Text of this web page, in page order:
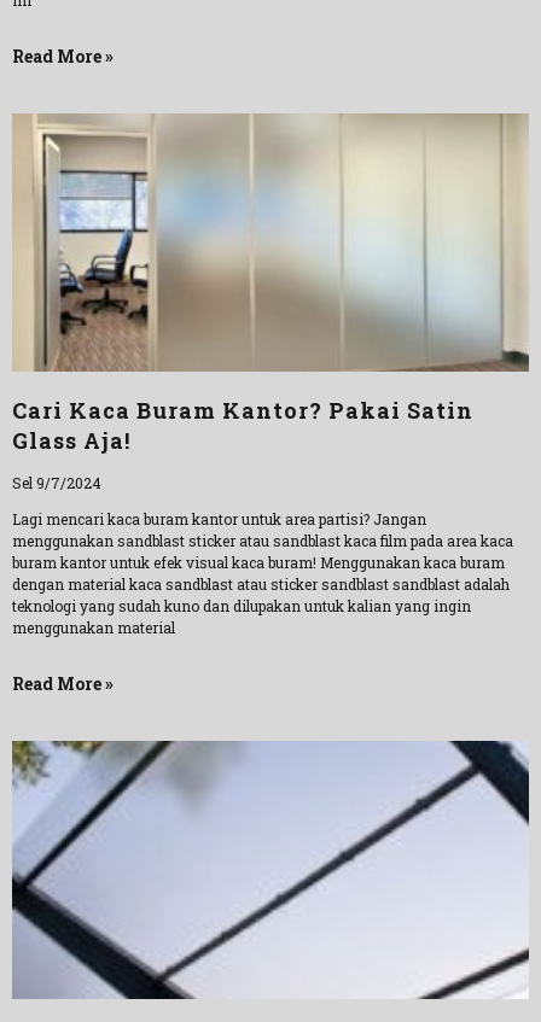
Read More »
Cari Kaca Buram Kantor? Pakai Satin
Glass Aja!
Sel 9/7/2024
Lagi mencari kaca buram kantor untuk area partisi? Jangan
menggunakan sandblast sticker atau sandblast kaca film pada area kaca
buram kantor untuk efek visual kaca buram! Menggunakan kaca buram
dengan material kaca sandblast atau sticker sandblast sandblast adalah
teknologi yang sudah kuno dan dilupakan untuk kalian yang ingin
menggunakan material
Read More »